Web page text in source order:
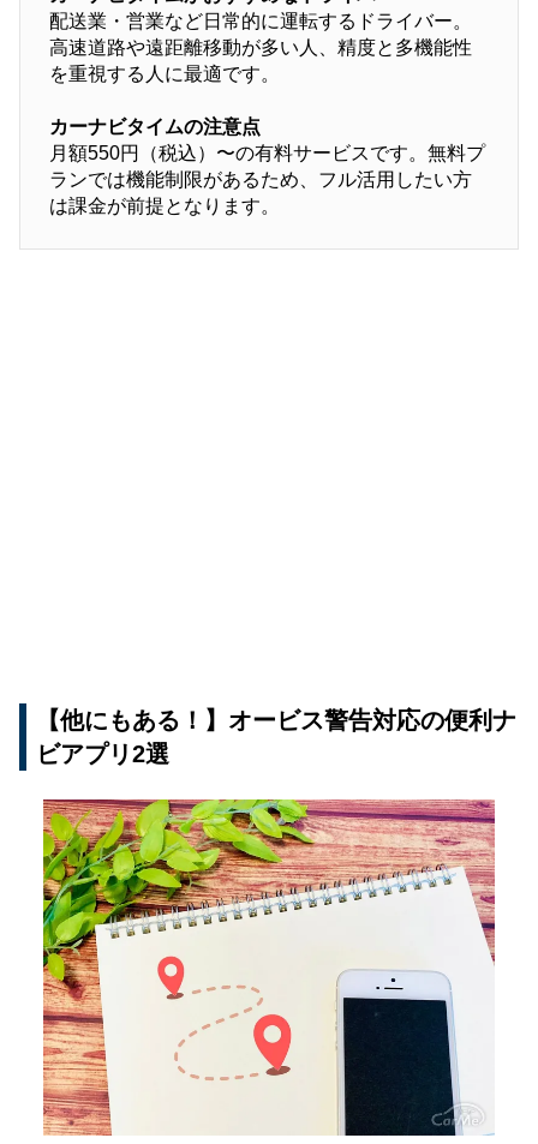
配送業・営業など日常的に運転するドライバー。
高速道路や遠距離移動が多い人、精度と多機能性
を重視する人に最適です。
カーナビタイムの注意点
月額550円（税込）〜の有料サービスです。無料プ
ランでは機能制限があるため、フル活用したい方
は課金が前提となります。
【他にもある！】オービス警告対応の便利ナ
ビアプリ2選